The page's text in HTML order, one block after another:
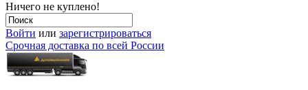
Ничего не куплено!
Войти или зарегистрироваться
Срочная доставка по всей России